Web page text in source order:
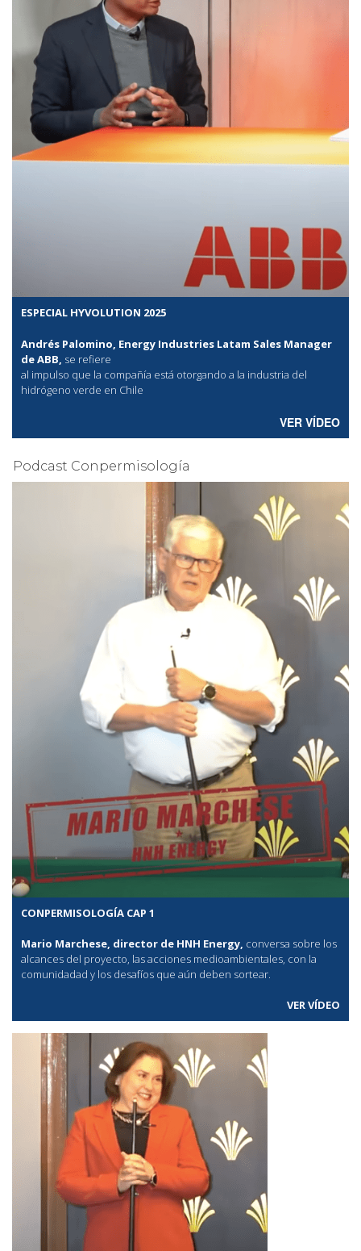
ESPECIAL HYVOLUTION 2025
Andrés Palomino, Energy Industries Latam Sales Manager
de ABB, se refiere
al impulso que la compañía está otorgando a la industria del
hidrógeno verde en Chile
VER VÍDEO
Podcast Conpermisología
CONPERMISOLOGÍA CAP 1
Mario Marchese, director de HNH Energy, conversa sobre los
alcances del proyecto, las acciones medioambientales, con la
comunidadad y los desafíos que aún deben sortear.
VER VÍDEO